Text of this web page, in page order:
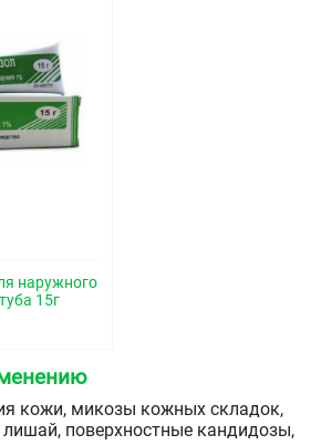
наружного
15г
кожи, микозы кожных складок,
поверхностные кандидозы,